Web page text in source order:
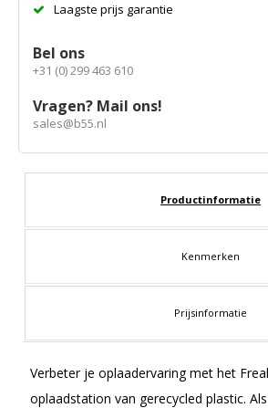
Laagste prijs garantie
Bel ons
+31 (0) 299 463 610
Vragen? Mail ons!
sales@b55.nl
Productinformatie
Kenmerken
Prijsinformatie
Verbeter je oplaadervaring met het
oplaadstation van gerecycled plastic.